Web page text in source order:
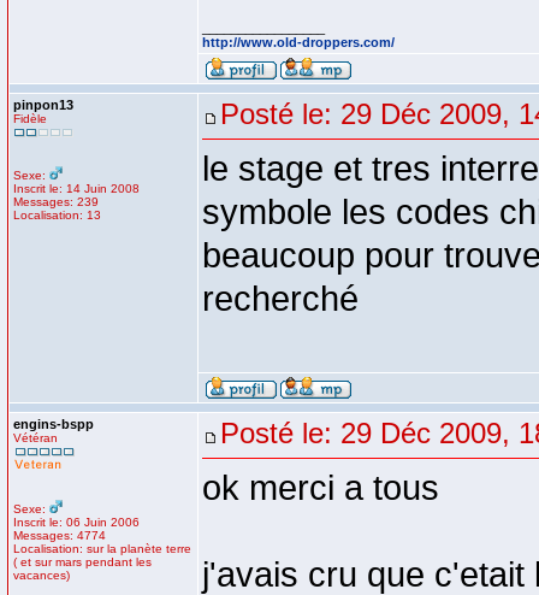
http://www.old-droppers.com/
pinpon13
Fidèle
Sexe:
Inscrit le: 14 Juin 2008
Messages: 239
Localisation: 13
Posté le: 29 Déc 2009,
le stage et tres
symbole les codes
beaucoup pour
recherché
engins-bspp
Vétéran
Sexe:
Inscrit le: 06 Juin 2006
Messages: 4774
Localisation: sur la planète terre
( et sur mars pendant les
vacances)
Posté le: 29 Déc 2009,
ok merci a tous
j'avais cru que